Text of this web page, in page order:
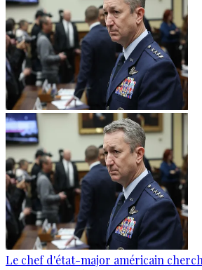
Le chef d'état-major américain